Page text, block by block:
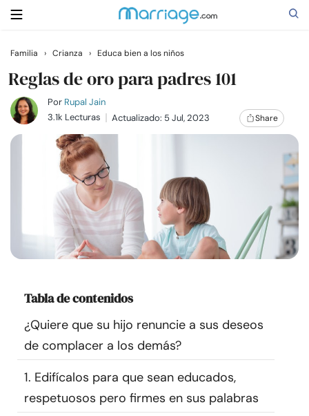
Buscar
Casarse
Relaciones
Ayuda
Recursos
Comunidad
Encuentra un terapeuta
Familia › Crianza › Educa bien a los niños
Reglas de oro para padres 101
Por Rupal Jain
3.1k Lecturas
Actualizado: 5 Jul, 2023 Share
Tabla de contenidos
¿Quiere que su hijo renuncie a sus deseos
de complacer a los demás?
1. Edifícalos para que sean educados,
respetuosos pero firmes en sus palabras